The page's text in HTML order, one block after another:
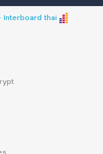
Interboard thai